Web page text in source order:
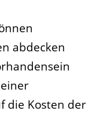
abdecken
die Kosten der